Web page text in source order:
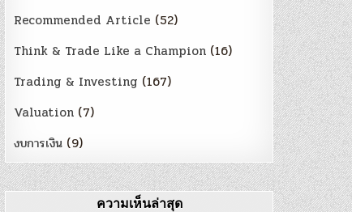
Recommended Article (52)
Think & Trade Like a Champion (16)
Trading & Investing (167)
Valuation (7)
งบการเงิน (9)
ความเห็นล่าสุด